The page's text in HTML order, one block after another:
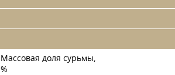
Массовая доля сурьмы,
%